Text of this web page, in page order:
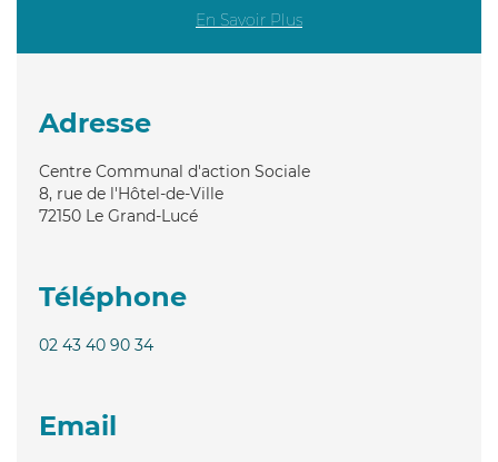
En Savoir Plus
Adresse
Centre Communal d'action Sociale
8, rue de l'Hôtel-de-Ville
72150 Le Grand-Lucé
Téléphone
02 43 40 90 34
Email